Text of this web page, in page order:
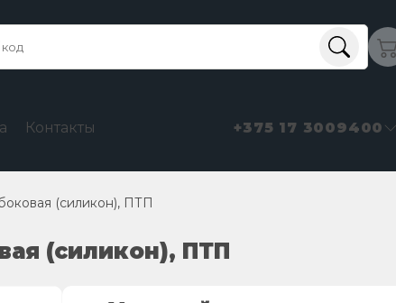
Контакты +375 17 3009400
(силикон), ПТП
(силикон), ПТП